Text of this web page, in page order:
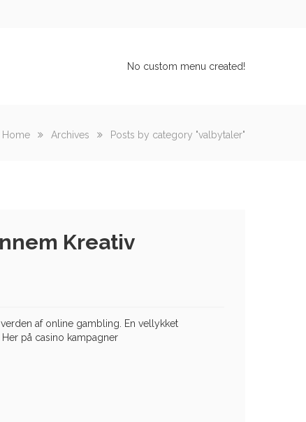
No custom menu created!
Home Archives Posts by category "valbytaler"
Kreativ
af online gambling. En vellykket
på casino kampagner